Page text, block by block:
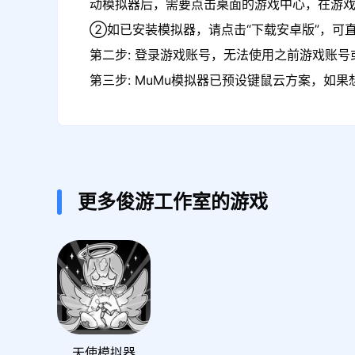
动模拟器后，需要点击桌面的游戏中心，在游
②如已安装模拟器，请点击“下载安卓版”，可
第二步: 登录游戏账号，无法使用之前游戏账
第三步: MuMu模拟器已预设键鼠云方案，如
更多俊游工作室的游戏